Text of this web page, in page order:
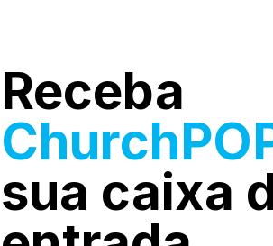
Receba
sua caixa